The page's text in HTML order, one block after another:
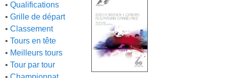
• Qualifications
• Grille de départ
• Classement
• Tours en tête
• Meilleurs tours
• Tour par tour